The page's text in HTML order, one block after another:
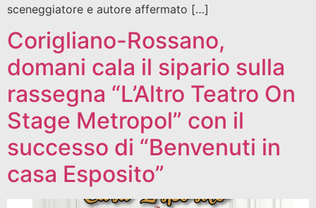
sceneggiatore e autore affermato […]
Corigliano-Rossano,
domani cala il sipario sulla
rassegna “L’Altro Teatro On
Stage Metropol” con il
successo di “Benvenuti in
casa Esposito”